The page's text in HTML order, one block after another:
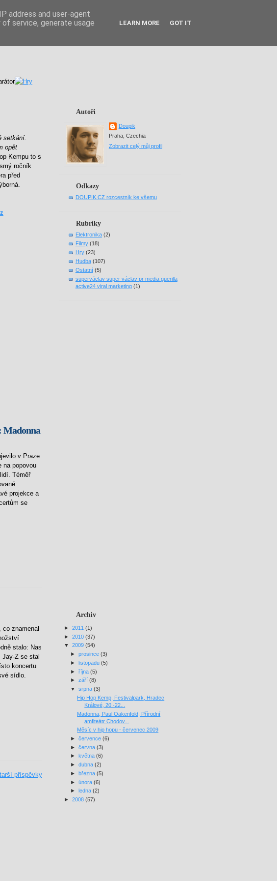
setkání.
opět
Kempu to s
ročník
před
Madonna
v Praze
na popovou
Téměř
projekce a
se
znamenal
stalo: Nas
Z se stal
koncertu
sídlo.
příspěvky
Autoři
Doupik
Praha, Czechia
Zobrazit celý můj profil
Odkazy
DOUPIK.CZ rozcestník ke všemu
Rubriky
Elektronika (2)
Filmy (18)
Hry (23)
Hudba (107)
Ostatní (5)
superváclav super václav pr media guerilla
active24 viral marketing (1)
Archiv
► 2011 (1)
► 2010 (37)
▼ 2009 (54)
► prosince (3)
► listopadu (5)
► října (5)
► září (8)
▼ srpna (3)
Hip Hop Kemp, Festivalpark, Hradec
Králové, 20.-22...
Madonna, Paul Oakenfold, Přírodní
amfiteátr Chodov...
Měsíc v hip hopu - červenec 2009
► července (6)
► června (3)
► května (6)
► dubna (2)
► března (5)
► února (6)
►
ledna (2)
► 2008 (57)
address and user-agent
service, generate usage
LEARN MORE GOT IT